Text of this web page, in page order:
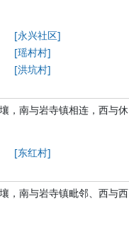
[永兴社区]
[瑶村村]
[洪坑村]
，南与岩寺镇相连，西与休
[东红村]
，南与岩寺镇毗邻、西与西